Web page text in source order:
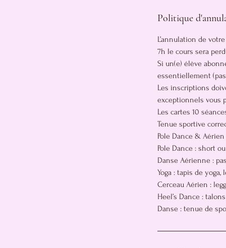
Politique
L’annulation de
7h le cours sera
Si un(e) élève
essentiellement
Les inscriptions
exceptionnels vous
Les cartes 10
Tenue sportive
Pole Dance &
Pole Dance : short
Danse Aérienne :
Yoga : tapis de
Cerceau Aérien :
Heel’s Dance :
Danse : tenue de